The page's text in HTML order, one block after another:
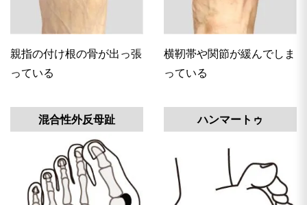
親指の付け根の骨が出っ張
っている
横靭帯や関節が緩んでしま
っている
混合性外反母趾 ハンマートゥ